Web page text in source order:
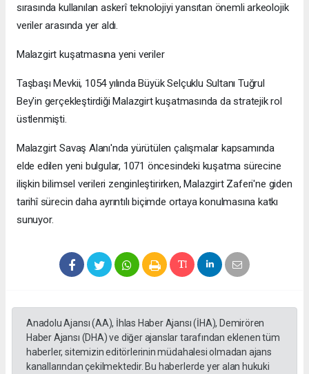
sırasında kullanılan askerî teknolojiyi yansıtan önemli arkeolojik
veriler arasında yer aldı.
Malazgirt kuşatmasına yeni veriler
Taşbaşı Mevkii, 1054 yılında Büyük Selçuklu Sultanı Tuğrul
Bey'in gerçekleştirdiği Malazgirt kuşatmasında da stratejik rol
üstlenmişti.
Malazgirt Savaş Alanı'nda yürütülen çalışmalar kapsamında
elde edilen yeni bulgular, 1071 öncesindeki kuşatma sürecine
ilişkin bilimsel verileri zenginleştirirken, Malazgirt Zaferi'ne giden
tarihî sürecin daha ayrıntılı biçimde ortaya konulmasına katkı
sunuyor.
Anadolu Ajansı (AA), İhlas Haber Ajansı (İHA), Demirören
Haber Ajansı (DHA) ve diğer ajanslar tarafından eklenen tüm
haberler, sitemizin editörlerinin müdahalesi olmadan ajans
kanallarından çekilmektedir. Bu haberlerde yer alan hukuki